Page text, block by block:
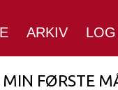
ARKIV
MIN FØRSTE